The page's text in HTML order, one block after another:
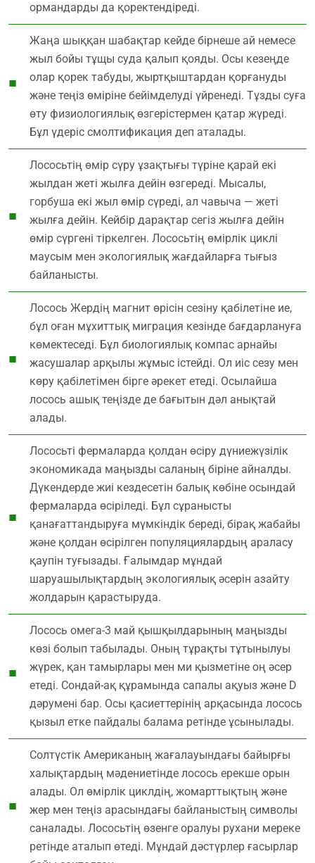
ормандарды да қоректендіреді.
Жаңа шыққан шабақтар кейде бірнеше ай немесе
жыл бойы тұщы суда қалып қояды. Осы кезеңде
олар қорек табуды, жыртқыштардан қорғануды
және теңіз өміріне бейімделуді үйренеді. Тұзды суға
өту физиологиялық өзгерістермен қатар жүреді.
Бұл үдеріс смолтификация деп аталады.
Лососьтің өмір сүру ұзақтығы түріне қарай екі
жылдан жеті жылға дейін өзгереді. Мысалы,
горбуша екі жыл өмір сүреді, ал чавыча — жеті
жылға дейін. Кейбір дарақтар сегіз жылға дейін
өмір сүргені тіркелген. Лососьтің өмірлік циклі
маусым мен экологиялық жағдайларға тығыз
байланысты.
Лосось Жердің магнит өрісін сезіну қабілетіне ие,
бұл оған мұхиттық миграция кезінде бағдарлануға
көмектеседі. Бұл биологиялық компас арнайы
жасушалар арқылы жұмыс істейді. Ол иіс сезу мен
көру қабілетімен бірге әрекет етеді. Осылайша
лосось ашық теңізде де бағытын дәл анықтай
алады.
Лососьті фермаларда қолдан өсіру дүниежүзілік
экономикада маңызды саланың біріне айналды.
Дүкендерде жиі кездесетін балық көбіне осындай
фермаларда өсіріледі. Бұл сұранысты
қанағаттандыруға мүмкіндік береді, бірақ жабайы
және қолдан өсірілген популяциялардың араласу
қаупін туғызады. Ғалымдар мұндай
шаруашылықтардың экологиялық әсерін азайту
жолдарын қарастыруда.
Лосось омега-3 май қышқылдарының маңызды
көзі болып табылады. Оның тұрақты тұтынылуы
жүрек, қан тамырлары мен ми қызметіне оң әсер
етеді. Сондай-ақ құрамында сапалы ақуыз және D
дәрумені бар. Осы қасиеттерінің арқасында лосось
қызыл етке пайдалы балама ретінде ұсынылады.
Солтүстік Американың жағалауындағы байырғы
халықтардың мәдениетінде лосось ерекше орын
алады. Ол өмірлік циклдің, жомарттықтың және
жер мен теңіз арасындағы байланыстың символы
саналады. Лососьтің өзенге оралуы рухани мереке
ретінде аталып өтеді. Мұндай дәстүрлер ғасырлар